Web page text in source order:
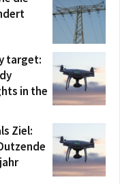
target:
in the
Ziel: